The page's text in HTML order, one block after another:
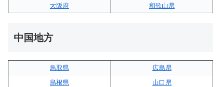
大阪府
和歌山県
中国地方
鳥取県
広島県
島根県
山口県